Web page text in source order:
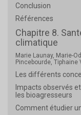
Conclusion
Références
Chapitre 8.
climatique
Marie Launay, Marie-
Pincebourde, Tiphaine
Les différents
Impacts observés
les bioagresseurs
Comment étudier